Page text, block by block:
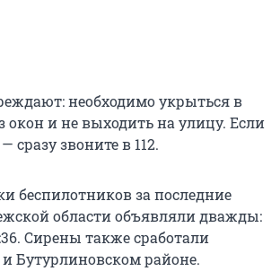
необходимо укрыться в
окон и не выходить на улицу. Если
сразу звоните в 112.
беспилотников за последние
области объявляли дважды:
Сирены также сработали
Бутурлиновском районе.